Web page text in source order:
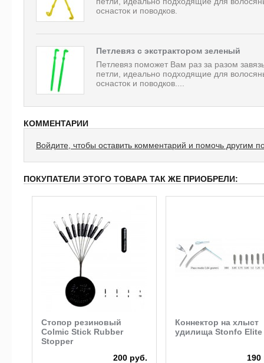
оснасток и поводков.
Петлевяз с экстрактором зеленый
Петлевяз поможет Вам раз за разом
петли, идеально подходящие для
оснасток и поводков....
КОММЕНТАРИИ
Войдите, чтобы оставить комментарий и помочь другим
ПОКУПАТЕЛИ ЭТОГО ТОВАРА ТАК ЖЕ ПРИОБРЕЛИ:
Стопор резиновый
Colmic Stick Rubber
Stopper
200 руб.
Коннектор на хлыст
удилища Stonfo Elite
190